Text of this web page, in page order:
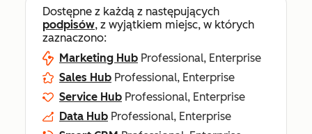
Dostępne z każdą z następujących
podpisów, z wyjątkiem miejsc, w których
zaznaczono:
Marketing Hub Professional, Enterprise
Sales Hub Professional, Enterprise
Service Hub Professional, Enterprise
Data Hub Professional, Enterprise